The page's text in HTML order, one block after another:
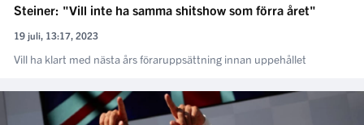
Steiner: "Vill inte ha samma shitshow som förra året"
19 juli, 13:17, 2023
Vill ha klart med nästa års föraruppsättning innan uppehållet